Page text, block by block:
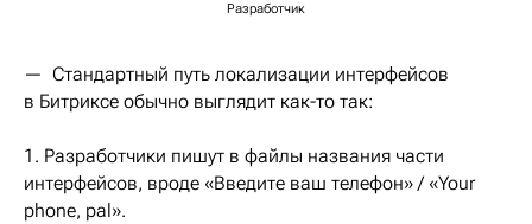
Разработчик
— Стандартный путь локализации интерфейсов
в Битриксе обычно выглядит как-то так:
1. Разработчики пишут в файлы названия части
интерфейсов, вроде «Введите ваш телефон» / «Your
phone, pal».